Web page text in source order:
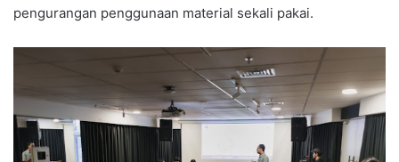
pengurangan penggunaan material sekali pakai.